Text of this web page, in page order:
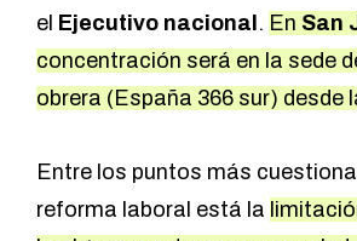
el Ejecutivo nacional . En San
concentración será en la sede
obrera (España 366 sur) desde
Entre los puntos más
reforma laboral está la